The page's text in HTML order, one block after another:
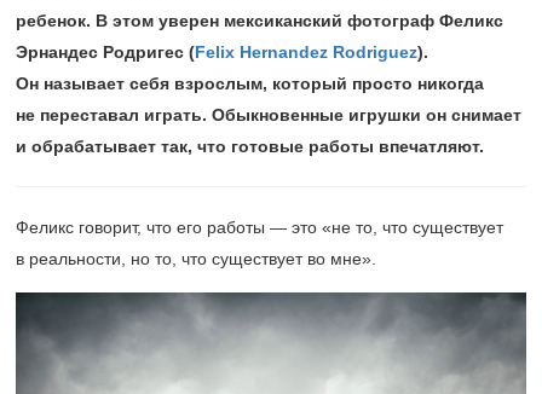
ребенок. В этом уверен мексиканский фотограф Феликс
Эрнандес Родригес (Felix Hernandez Rodriguez).
Он называет себя взрослым, который просто никогда
не переставал играть. Обыкновенные игрушки он снимает
и обрабатывает так, что готовые работы впечатляют.
Феликс говорит, что его работы — это «не то, что существует
в реальности, но то, что существует во мне».